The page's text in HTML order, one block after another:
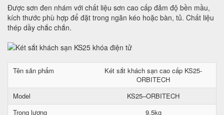
Được sơn đen nhám với chất liệu sơn cao cấp đảm độ bền mầu,
kích thước phù hợp để đặt trong ngăn kéo hoặc bàn, tủ. Chất liệu
thép dầy chắc chắn.
Tên sản phẩm
Két sắt khách sạn cao cấp KS25-
ORBITECH
Model
KS25–ORBITECH
Trọng lượng
9.5kg